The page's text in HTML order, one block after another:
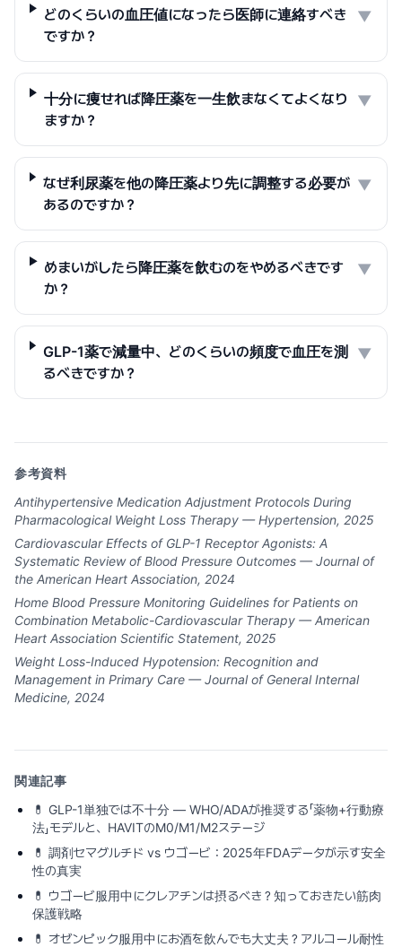
どのくらいの血圧値になったら医師に連絡すべき
ですか？
▼
十分に痩せれば降圧薬を一生飲まなくてよくなり
ますか？
▼
なぜ利尿薬を他の降圧薬より先に調整する必要が
あるのですか？
▼
めまいがしたら降圧薬を飲むのをやめるべきです
か？
▼
GLP-1薬で減量中、どのくらいの頻度で血圧を測
るべきですか？
▼
参考資料
Antihypertensive Medication Adjustment Protocols During
Pharmacological Weight Loss Therapy — Hypertension, 2025
Cardiovascular Effects of GLP-1 Receptor Agonists: A
Systematic Review of Blood Pressure Outcomes — Journal of
the American Heart Association, 2024
Home Blood Pressure Monitoring Guidelines for Patients on
Combination Metabolic-Cardiovascular Therapy — American
Heart Association Scientific Statement, 2025
Weight Loss-Induced Hypotension: Recognition and
Management in Primary Care — Journal of General Internal
Medicine, 2024
関連記事
💊 GLP-1単独では不十分 — WHO/ADAが推奨する「薬物+行動療
法」モデルと、HAVITのM0/M1/M2ステージ
💊 調剤セマグルチド vs ウゴービ：2025年FDAデータが示す安全
性の真実
💊 ウゴービ服用中にクレアチンは摂るべき？知っておきたい筋肉
保護戦略
💊 オゼンピック服用中にお酒を飲んでも大丈夫？アルコール耐性